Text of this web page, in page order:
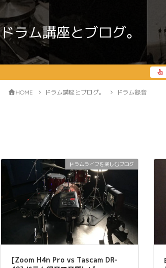
ドラム講座とブログ。
HOME ドラム講座とブログ。 ドラム録音
ドラムライフを楽しむブログ
[Zoom H4n Pro vs Tascam DR-